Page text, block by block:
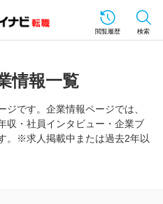
閲覧履歴 検索
情報一覧
ジです。企業情報ページでは、
収・社員インタビュー・企業ブ
。※求人掲載中または過去2年以